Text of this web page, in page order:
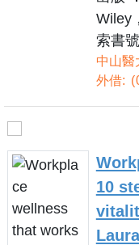
Wiley
索書
中山醫
外借:
10